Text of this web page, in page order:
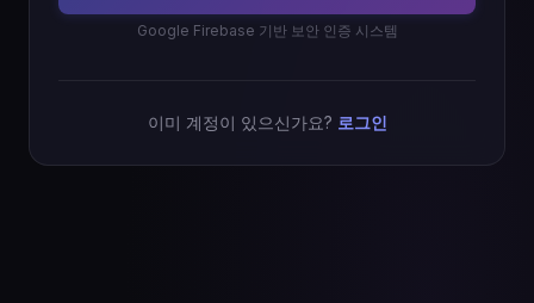
Google Firebase 기반 보안 인증 시스템
이미 계정이 있으신가요? 로그인